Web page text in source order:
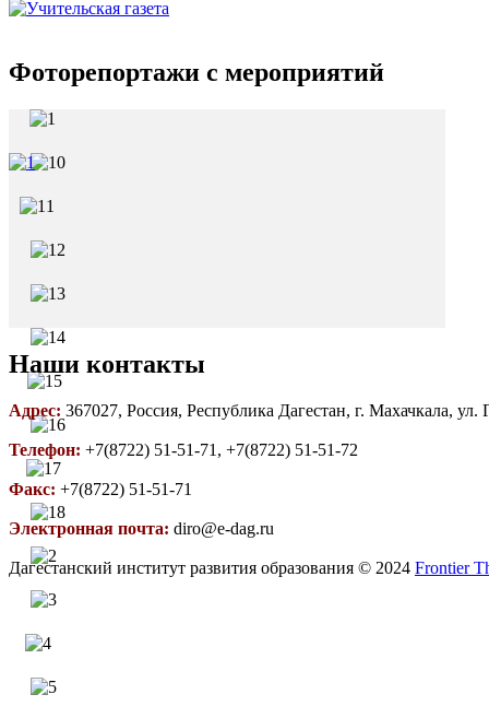
Фоторепортажи с мероприятий
Наши контакты
Адрес: 367027, Россия, Республика Дагестан, г. Махачкала,
Телефон: +7(8722) 51-51-71, +7(8722) 51-51-72
Факс: +7(8722) 51-51-71
Электронная почта: diro@e-dag.ru
Дагестанский институт развития образования © 2024 Frontier